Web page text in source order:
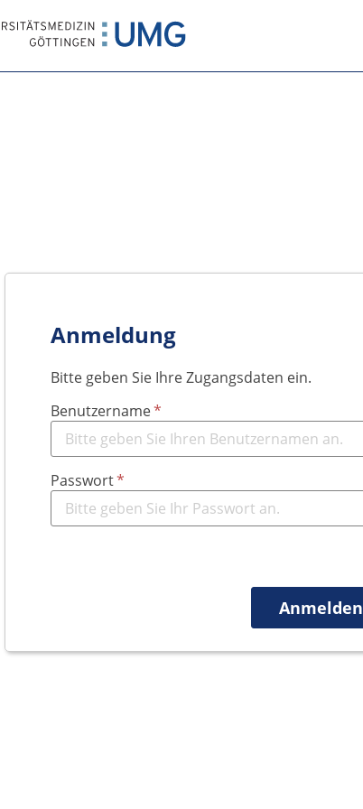
Anmeldung
Bitte geben Sie Ihre Zugangsdaten ein.
Benutzername
Passwort
Anmelden